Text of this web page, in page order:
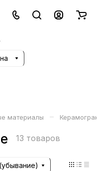
материалы –
13 товаров